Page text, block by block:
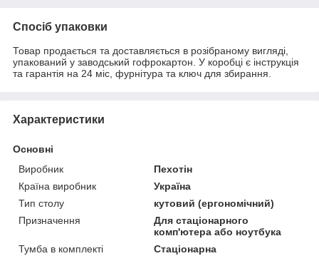
Спосіб упаковки
Товар продається та доставляється в розібраному вигляді,
упакований у заводський гофрокартон. У коробці є інструкція
та гарантія на 24 міс, фурнітура та ключ для збирання.
Характеристики
Основні
Виробник
Пехотін
Країна виробник
Україна
Тип столу
кутовий (ергономічний)
Призначення
Для стаціонарного
комп'ютера або ноутбука
Тумба в комплекті
Стаціонарна